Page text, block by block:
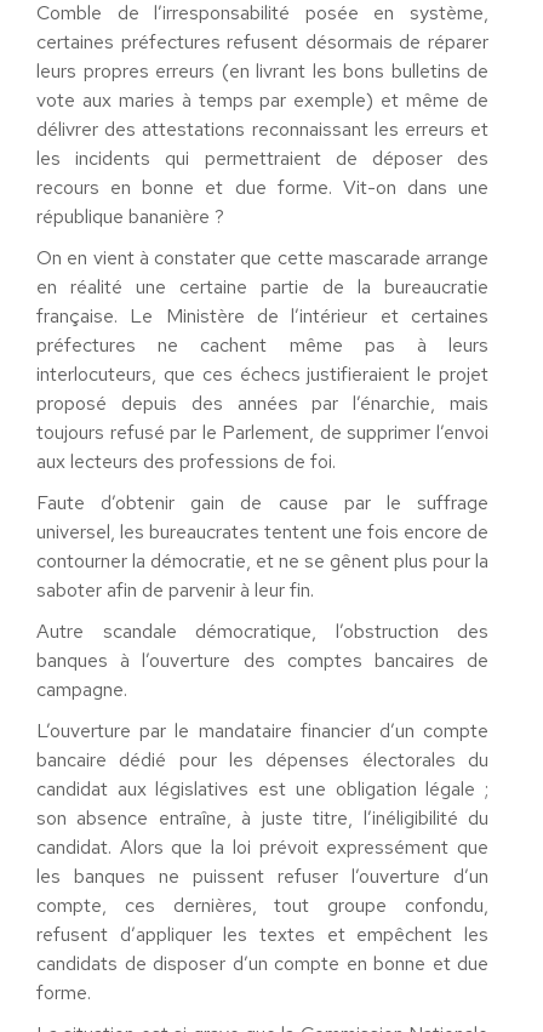
Comble de l’irresponsabilité posée en système,
certaines préfectures refusent désormais de réparer
leurs propres erreurs (en livrant les bons bulletins de
vote aux maries à temps par exemple) et même de
délivrer des attestations reconnaissant les erreurs et
les incidents qui permettraient de déposer des
recours en bonne et due forme. Vit-on dans une
république bananière ?
On en vient à constater que cette mascarade arrange
en réalité une certaine partie de la bureaucratie
française. Le Ministère de l’intérieur et certaines
préfectures ne cachent même pas à leurs
interlocuteurs, que ces échecs justifieraient le projet
proposé depuis des années par l’énarchie, mais
toujours refusé par le Parlement, de supprimer l’envoi
aux lecteurs des professions de foi.
Faute d’obtenir gain de cause par le suffrage
universel, les bureaucrates tentent une fois encore de
contourner la démocratie, et ne se gênent plus pour la
saboter afin de parvenir à leur fin.
Autre scandale démocratique, l’obstruction des
banques à l’ouverture des comptes bancaires de
campagne.
L’ouverture par le mandataire financier d’un compte
bancaire dédié pour les dépenses électorales du
candidat aux législatives est une obligation légale ;
son absence entraîne, à juste titre, l’inéligibilité du
candidat. Alors que la loi prévoit expressément que
les banques ne puissent refuser l’ouverture d’un
compte, ces dernières, tout groupe confondu,
refusent d’appliquer les textes et empêchent les
candidats de disposer d’un compte en bonne et due
forme.